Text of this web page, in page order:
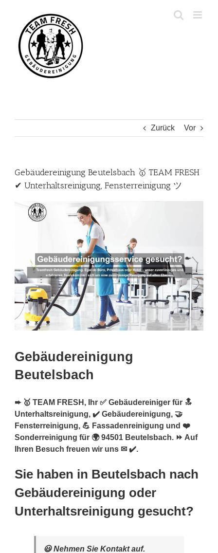
springen
Zurück Vor
Gebäudereinigung Beutelsbach 🥇 TEAM FRESH
✔ Unterhaltsreinigung, Fensterreinigung ツ
Gebäudereinigung
Beutelsbach
➨ 🥇 TEAM FRESH, Ihr ✅ Gebäudereiniger für 🔝
Unterhaltsreinigung, ✔️ Gebäudereinigung, 🤝
Fensterreinigung, 💪 Fassadenreinigung und ❤️
Sonderreinigung für 🌍 94501 Beutelsbach. ⏩ Auf
Ihren Besuch freuen wir uns ✉ ✔️.
Sie haben in Beutelsbach nach
Gebäudereinigung oder
Unterhaltsreinigung gesucht?
😃 Nehmen Sie Kontakt auf.